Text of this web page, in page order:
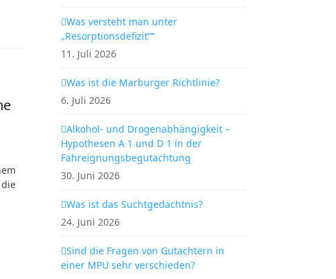
Was versteht man unter
„Resorptionsdefizit““
11. Juli 2026
Was ist die Marburger Richtlinie?
6. Juli 2026
Alkohol- und Drogenabhängigkeit –
Hypothesen A 1 und D 1 in der
Fahreignungsbegutachtung
30. Juni 2026
Was ist das Suchtgedächtnis?
24. Juni 2026
Sind die Fragen von Gutachtern in
einer MPU sehr verschieden?